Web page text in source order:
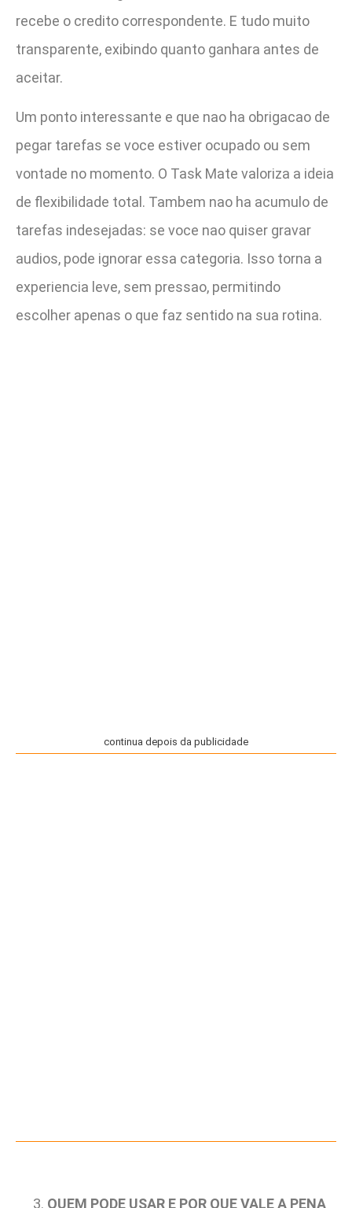
recebe o credito correspondente. E tudo muito
transparente, exibindo quanto ganhara antes de
aceitar.
Um ponto interessante e que nao ha obrigacao de
pegar tarefas se voce estiver ocupado ou sem
vontade no momento. O Task Mate valoriza a ideia
de flexibilidade total. Tambem nao ha acumulo de
tarefas indesejadas: se voce nao quiser gravar
audios, pode ignorar essa categoria. Isso torna a
experiencia leve, sem pressao, permitindo
escolher apenas o que faz sentido na sua rotina.
continua depois da publicidade
QUEM PODE USAR E POR QUE VALE A PENA